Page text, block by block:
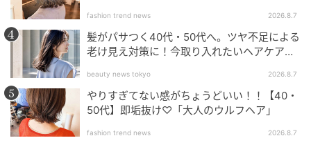
出典：Instagram
毛流れが美しいこのスタイルは、トップから襟足まで
エアリーに膨んで見えるのが特徴。高い位置から細か
くレイヤーを入れることで、長さの異なる層が重なっ
てサイドや後頭部がふんわりした印象に。前に出て見
える明るいベージュのはたらきも相まって、収まりの
良い重さをキープしたまま軽やかに見せられそうで
fashion trend news 2026.8.7
髪がパサつく40代・50代へ。ツヤ不足による
老け見え対策に！今取り入れたいヘアケア名
beauty news tokyo 2026.8.7
やりすぎてない感がちょうどいい！！【40・
50代】即垢抜け♡「大人のウルフヘア」
fashion trend news 2026.8.7